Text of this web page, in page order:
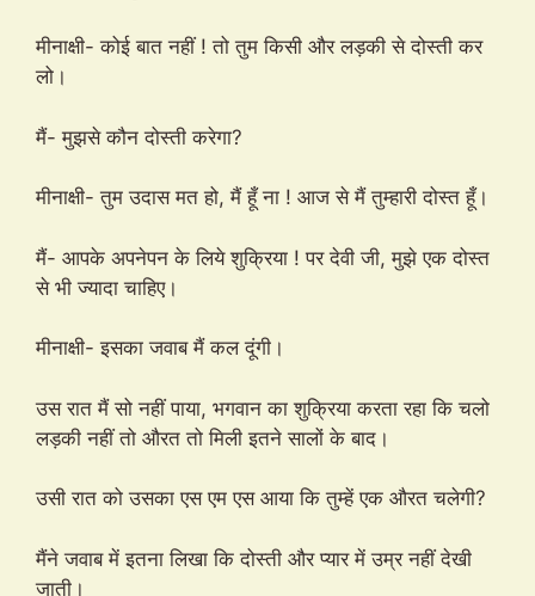
मीनाक्षी- कोई बात नहीं ! तो तुम किसी और लड़की से दोस्ती कर
लो।
मैं- मुझसे कौन दोस्ती करेगा?
मीनाक्षी- तुम उदास मत हो, मैं हूँ ना ! आज से मैं तुम्हारी दोस्त हूँ।
मैं- आपके अपनेपन के लिये शुक्रिया ! पर देवी जी, मुझे एक दोस्त
से भी ज्यादा चाहिए।
मीनाक्षी- इसका जवाब मैं कल दूंगी।
उस रात मैं सो नहीं पाया, भगवान का शुक्रिया करता रहा कि चलो
लड़की नहीं तो औरत तो मिली इतने सालों के बाद।
उसी रात को उसका एस एम एस आया कि तुम्हें एक औरत चलेगी?
मैंने जवाब में इतना लिखा कि दोस्ती और प्यार में उम्र नहीं देखी
जाती।